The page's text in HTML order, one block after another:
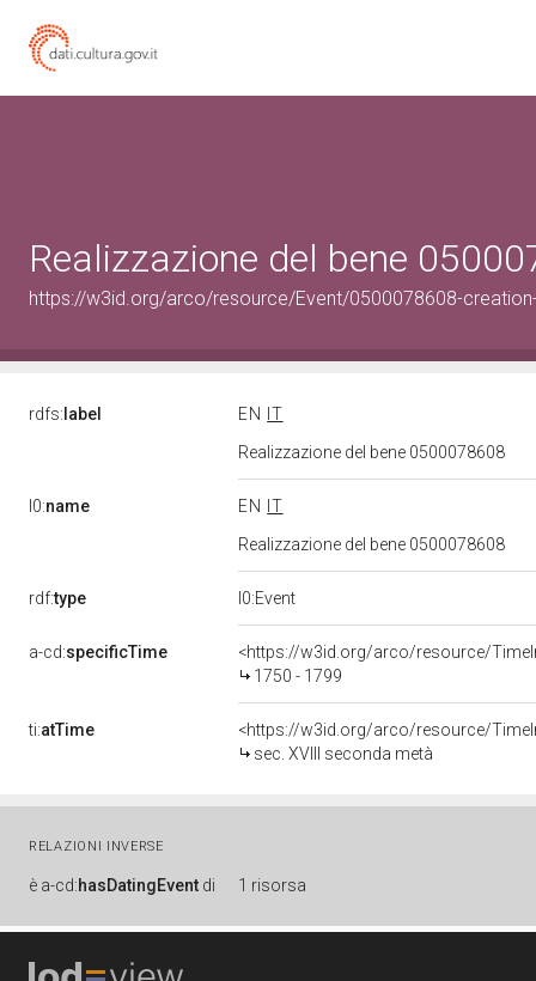
Realizzazione del bene
https://w3id.org/arco/resource/Event/0500078608-
rdfs: label EN
IT
Realizzazione del bene 0500078608
l0:name EN
IT
Realizzazione del bene 0500078608
rdf:type l0:Event
a-cd:specificTime
<https://w3id.org/arco/resource/
1750 - 1799
ti:atTime
<https://w3id.org/arco/resource/
sec. XVIII seconda metà
RELAZIONI INVERSE
è a-cd:hasDatingEvent di 1 risorsa